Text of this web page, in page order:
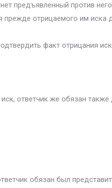
предъявленный против
прежде отрицаемого им
факт отрицания
ответчик же обязан
обязан был